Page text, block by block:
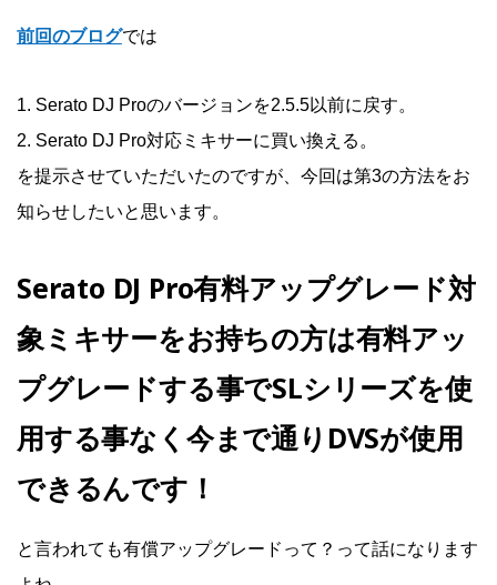
前回のブログでは
1. Serato DJ Proのバージョンを2.5.5以前に戻す。
2. Serato DJ Pro対応ミキサーに買い換える。
を提示させていただいたのですが、今回は第3の方法をお
知らせしたいと思います。
Serato DJ Pro有料アップグレード対
象ミキサーをお持ちの方は有料アッ
プグレードする事でSLシリーズを使
用する事なく今まで通りDVSが使用
できるんです！
と言われても有償アップグレードって？って話になります